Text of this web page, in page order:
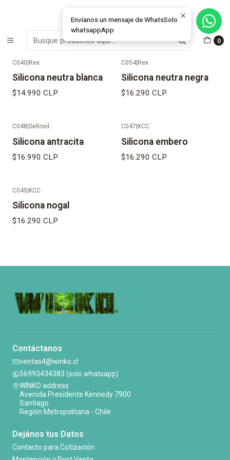
0
MÁS DE 15 AÑOS FABRICANDO E INSTALANDO SOLUCIONES DE
CRISTAL Y VENTANAS
Inicio Materiales e Insumos Ventanas
C040 Rex
Silicona neutra blanca
$14.990 CLP
C054 Rex
Silicona neutra negra
$16.290 CLP
C048 Sellosil
Silicona antracita
$16.990 CLP
C047 KCC
Silicona embero
$16.290 CLP
C045|KCC
Silicona nogal
$16.290 CLP
Contáctanos
ventas4@winko.cl
56993434383 (solo whatsapp)
WINKO address
Avenida Presidente Kennedy 7900
Santiago
Región Metropolitana - Chile
Dejános tus Datos
Contacto para Cotización
Envíanos un mensaje de WhatsSolo
whatsappApp